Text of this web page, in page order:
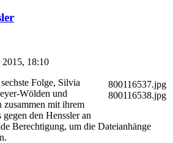
18:10
800116537.jpg
800116538.jpg
Folge, Silvia
Wölden und
zusammen mit ihrem
den Henssler an
Berechtigung, um die Dateianhänge